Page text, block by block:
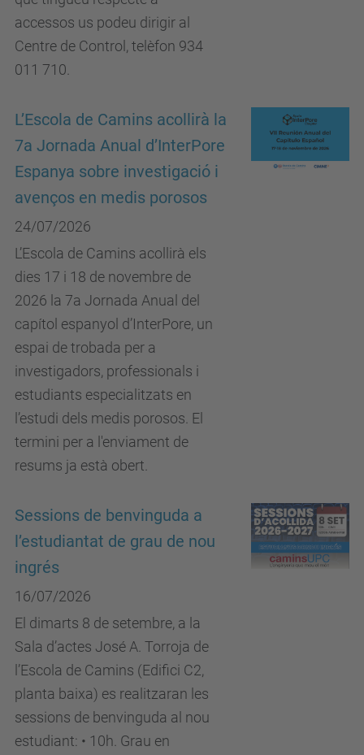
accessos us podeu dirigir al
Centre de Control, telèfon 934
011 710.
L’Escola de Camins acollirà la
7a Jornada Anual d’InterPore
Espanya sobre investigació i
avenços en medis porosos
24/07/2026
L’Escola de Camins acollirà els
dies 17 i 18 de novembre de
2026 la 7a Jornada Anual del
capítol espanyol d’InterPore, un
espai de trobada per a
investigadors, professionals i
estudiants especialitzats en
l’estudi dels medis porosos. El
termini per a l'enviament de
resums ja està obert.
Sessions de benvinguda a
l’estudiantat de grau de nou
ingrés
16/07/2026
El dimarts 8 de setembre, a la
Sala d’actes José A. Torroja de
l’Escola de Camins (Edifici C2,
planta baixa) es realitzaran les
sessions de benvinguda al nou
estudiant: • 10h. Grau en